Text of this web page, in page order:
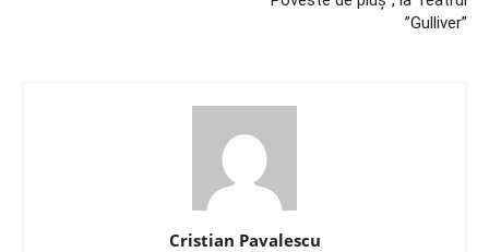
”Gulliver”
Cristian Pavalescu